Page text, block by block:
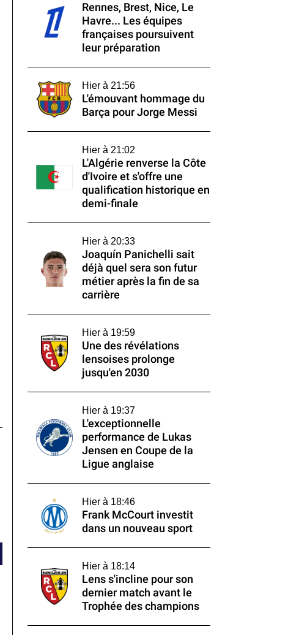
Rennes, Brest, Nice, Le
Havre... Les équipes
françaises poursuivent
leur préparation
Hier à 21:56
L'émouvant hommage du
Barça pour Jorge Messi
Hier à 21:02
L'Algérie renverse la Côte
d'Ivoire et s'offre une
qualification historique en
demi-finale
Hier à 20:33
Joaquín Panichelli sait
déjà quel sera son futur
métier après la fin de sa
carrière
Hier à 19:59
Une des révélations
lensoises prolonge
jusqu'en 2030
Hier à 19:37
L'exceptionnelle
performance de Lukas
Jensen en Coupe de la
Ligue anglaise
Hier à 18:46
Frank McCourt investit
dans un nouveau sport
Hier à 18:14
Lens s'incline pour son
dernier match avant le
Trophée des champions